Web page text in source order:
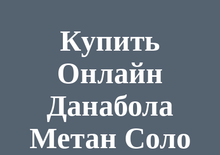
Купить
Онлайн
Данабола
Метан Соло